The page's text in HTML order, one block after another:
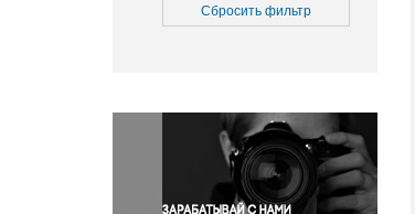
Медицина
Окружающая среда
Политика
Правосудие
Происшествия и конфликты
Сбросить фильтр